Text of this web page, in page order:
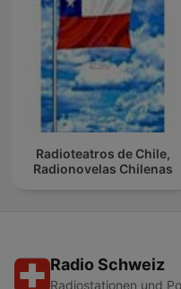
Radioteatros de Chile,
Radionovelas Chilenas
Radio Schweiz
Radiostationen und